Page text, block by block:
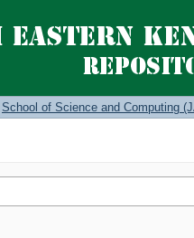
School of Science and Computing